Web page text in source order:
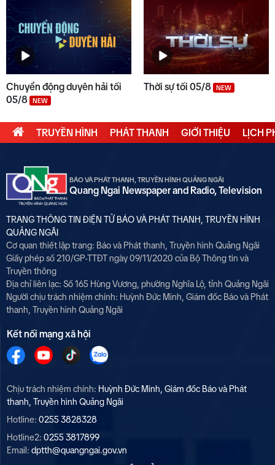
Chuyển động duyên hải tối
05/8
NEW
Thời sự tối 05/8 NEW
TRUYỀN HÌNH PHÁT THANH GIỚI THIỆU LỊCH
BÁO VÀ PHÁT THANH, TRUYỀN HÌNH QUẢNG NGÃI
Quang Ngai Newspaper and Radio, Television
TRANG THÔNG TIN ĐIỆN TỬ BÁO VÀ PHÁT THANH, TRUYỀN HÌNH
QUẢNG NGÃI
Cơ quan thiết lập trang: Báo và Phát thanh, Truyền hình Quảng Ngãi
Giấy phép số 210/GP-TTĐT ngày 09/11/2020 của Bộ Thông tin và
Truyền thông
Địa chỉ liên lạc: Số 165 Hùng Vương, phường Nghĩa Lộ, tỉnh Quảng Ngãi
Người chịu trách nhiệm chính: Huỳnh Đức Minh, Giám đốc Báo và Phát
thanh, Truyền hình Quảng Ngãi
Kết nối mạng xã hội
Chịu trách nhiệm chính: Huỳnh Đức Minh, Giám đốc Báo và Phát
thanh, Truyền hình Quảng Ngãi
Hotline: 0255 3828328
Hotline2: 0255 3817899
Email: dptth@quangngai.gov.vn